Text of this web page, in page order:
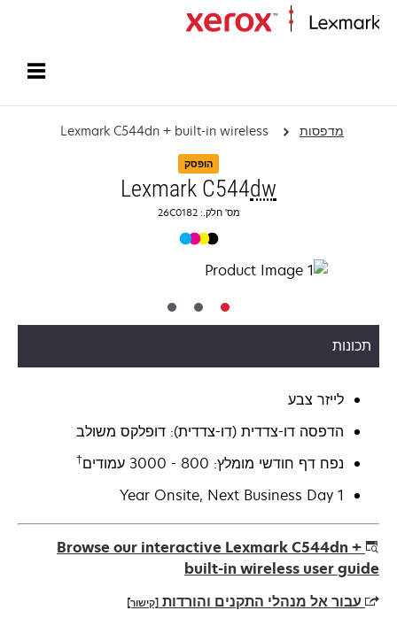
מדפסות Lexmark C544dn + built-in wireless
הופסק
Lexmark C544dw
מס' חלק.: 26C0182
תכונות
לייזר צבע
הדפסה דו-צדדית (דו-צדדית): דופלקס משולב
נפח דף חודשי מומלץ: 800 - 3000 עמודים
†
1 Year Onsite, Next Business Day
Browse our interactive Lexmark C544dn +
built-in wireless user guide
עבור אל מנהלי התקנים והורדות [קישור]